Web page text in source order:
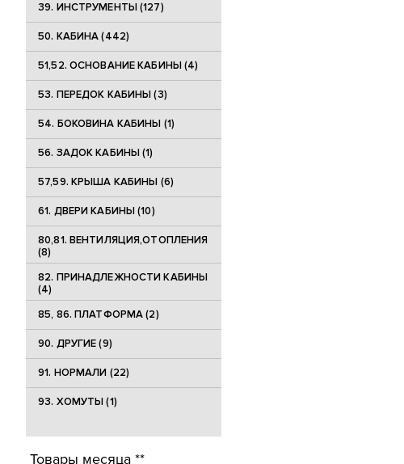
39. ИНСТРУМЕНТЫ (127)
50. КАБИНА (442)
51,52. ОСНОВАНИЕ КАБИНЫ (4)
53. ПЕРЕДОК КАБИНЫ (3)
54. БОКОВИНА КАБИНЫ (1)
56. ЗАДОК КАБИНЫ (1)
57,59. КРЫША КАБИНЫ (6)
61. ДВЕРИ КАБИНЫ (10)
80,81. ВЕНТИЛЯЦИЯ,ОТОПЛЕНИЯ
(8)
82. ПРИНАДЛЕЖНОСТИ КАБИНЫ
(4)
85, 86. ПЛАТФОРМА (2)
90. ДРУГИЕ (9)
91. НОРМАЛИ (22)
93. ХОМУТЫ (1)
Товары месяца **